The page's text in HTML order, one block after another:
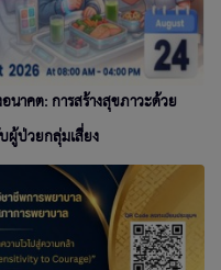
นาคต: การสร้างสุขภาวะด้วย
ผู้ป่วยกลุ่มเสี่ยง